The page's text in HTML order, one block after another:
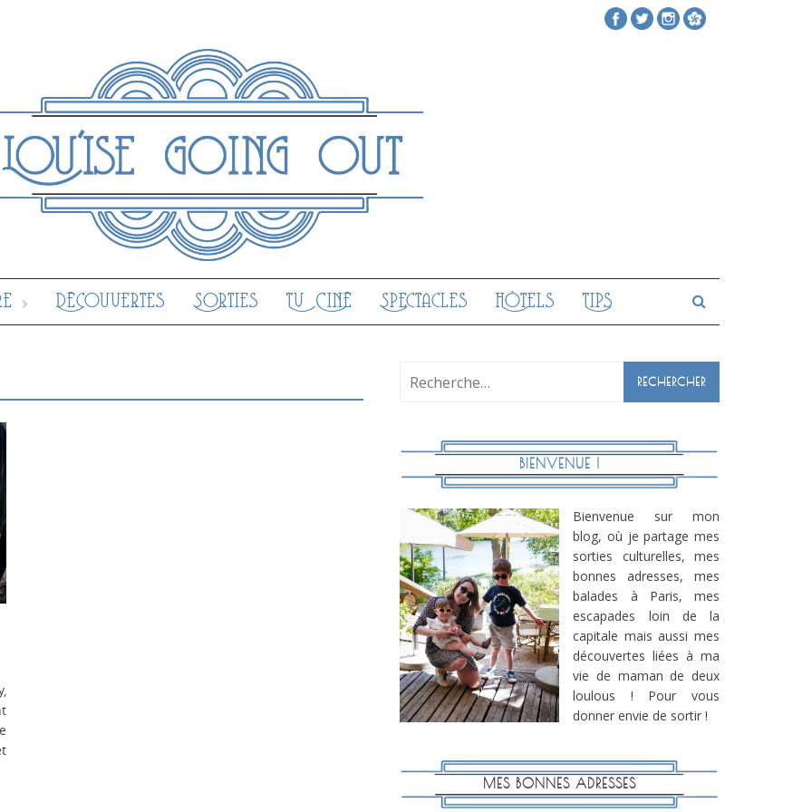
Découvertes Sorties Tv Ciné Spectacles Hôtels Tips
Rechercher :
BIENVENUE !
Bienvenue sur mon
blog, où je partage mes
sorties culturelles, mes
bonnes adresses, mes
balades à Paris, mes
escapades loin de la
capitale mais aussi mes
découvertes liées à ma
vie de maman de deux
loulous ! Pour vous
donner envie de sortir !
MES BONNES ADRESSES